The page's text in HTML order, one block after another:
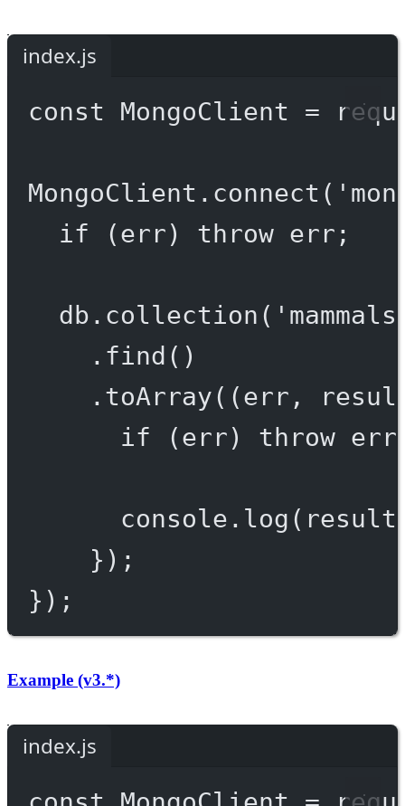
index.js
const MongoClient =
MongoClient. connect (
if (err) throw err;
db. collection (
. find ()
. toArray((err ,
if (err) throw
console. log
});
});
Example (v3.*)
index.js